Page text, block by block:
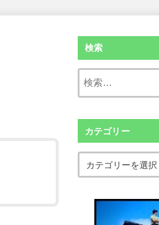
検索
カテゴリー